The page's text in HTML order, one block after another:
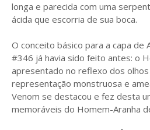
longa e parecida com uma
ácida que escorria de sua boca.
O conceito básico para a capa de
#346 já havia sido feito antes: o
apresentado no reflexo dos olhos
representação monstruosa e
Venom se destacou e fez desta
memoráveis ​​do Homem-Aranha